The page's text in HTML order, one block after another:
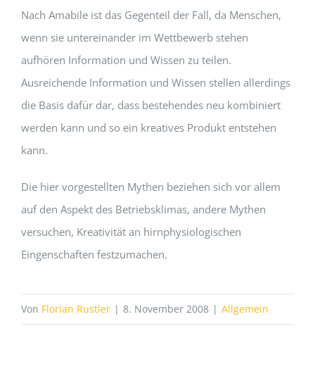
Nach Amabile ist das Gegenteil der Fall, da Menschen,
wenn sie untereinander im Wettbewerb stehen
aufhören Information und Wissen zu teilen.
Ausreichende Information und Wissen stellen allerdings
die Basis dafür dar, dass bestehendes neu kombiniert
werden kann und so ein kreatives Produkt entstehen
kann.
Die hier vorgestellten Mythen beziehen sich vor allem
auf den Aspekt des Betriebsklimas, andere Mythen
versuchen, Kreativität an hirnphysiologischen
Eingenschaften festzumachen.
Von Florian Rustler | 8. November 2008 | Allgemein